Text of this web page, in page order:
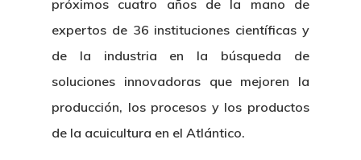
próximos cuatro años de la mano de
expertos de 36 instituciones científicas y
de la industria en la búsqueda de
soluciones innovadoras que mejoren la
producción, los procesos y los productos
de la acuicultura en el Atlántico.